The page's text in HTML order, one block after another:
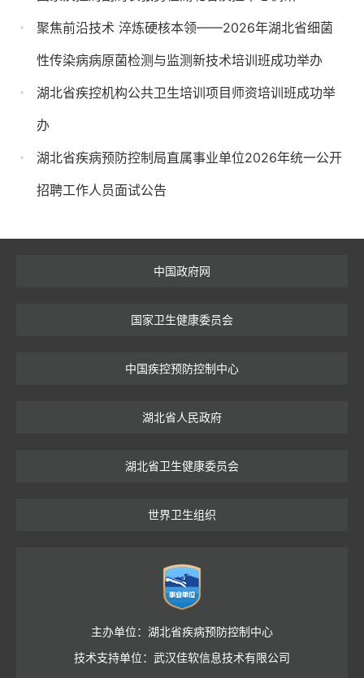
聚焦前沿技术 淬炼硬核本领——2026年湖北省细菌
性传染病病原菌检测与监测新技术培训班成功举办
湖北省疾控机构公共卫生培训项目师资培训班成功举
办
湖北省疾病预防控制局直属事业单位2026年统一公开
招聘工作人员面试公告
中国政府网
国家卫生健康委员会
中国疾控预防控制中心
湖北省人民政府
湖北省卫生健康委员会
世界卫生组织
主办单位：湖北省疾病预防控制中心
技术支持单位：武汉佳软信息技术有限公司